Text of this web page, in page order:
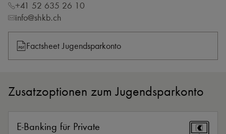
+41 52 635 26 10
info@shkb.ch
Factsheet Jugendsparkonto
Zusatzoptionen zum Jugendsparkonto
E-Banking für Private